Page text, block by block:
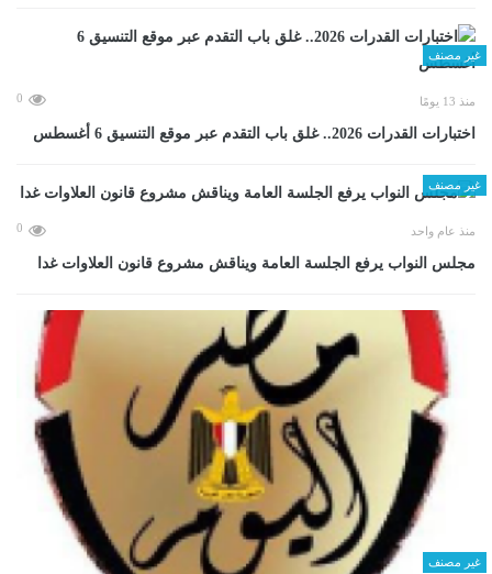
غير مصنف
منذ 13 يومًا 0
اختبارات القدرات 2026.. غلق باب التقدم عبر موقع التنسيق 6 أغسطس
غير مصنف
منذ عام واحد 0
مجلس النواب يرفع الجلسة العامة ويناقش مشروع قانون العلاوات غدا
غير مصنف